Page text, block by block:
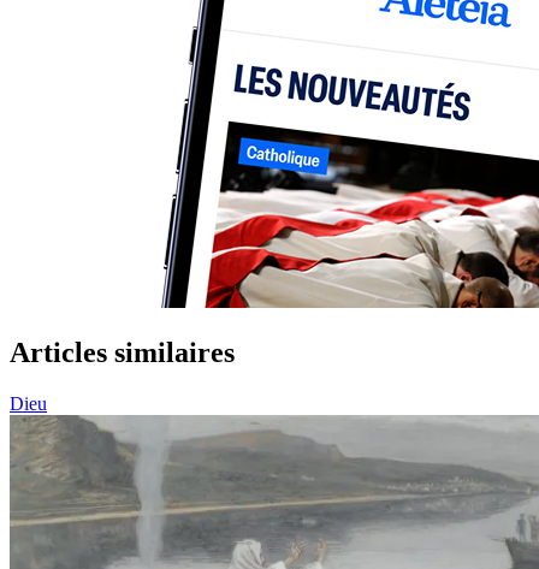
Articles similaires
Dieu